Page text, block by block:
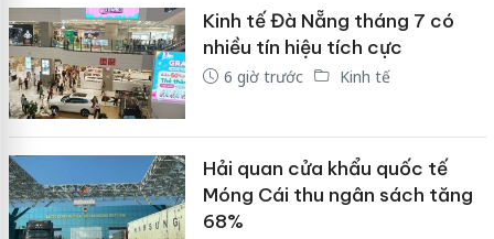
Kinh tế Đà Nẵng tháng 7 có
nhiều tín hiệu tích cực
6 giờ trước Kinh tế
Hải quan cửa khẩu quốc tế
Móng Cái thu ngân sách tăng
68%